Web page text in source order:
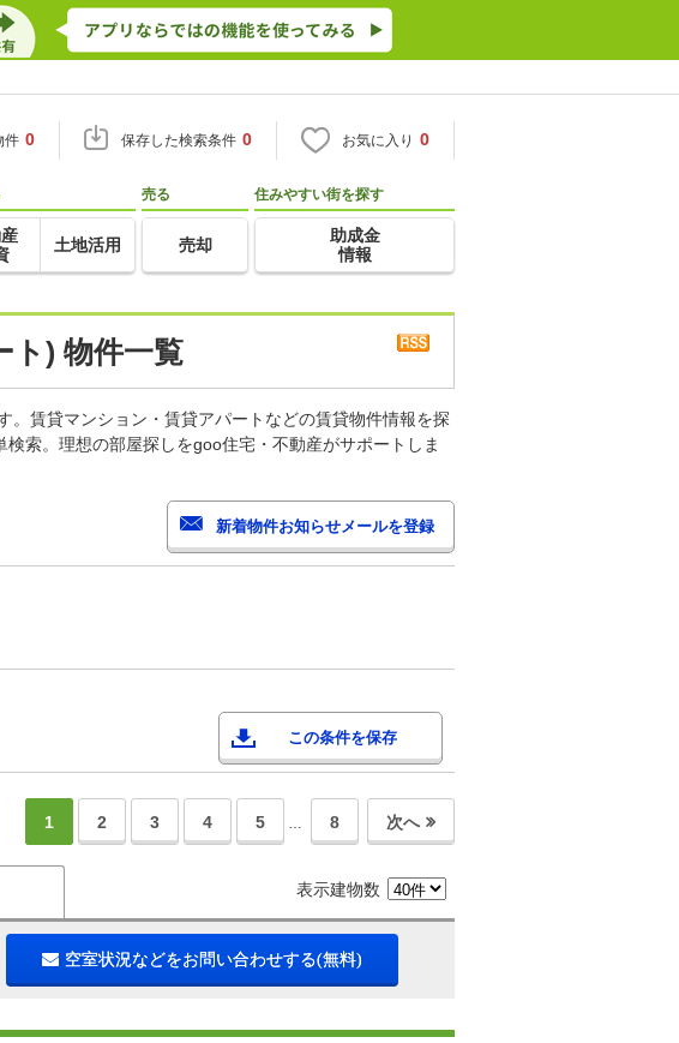
件 0 保存した検索条件 0 お気に入り 0
土地活用
売る
売却
住みやすい街を探す
助成金
情報
ト) 物件一覧
賃貸マンション・賃貸アパートなどの賃貸物件情報を探
索。理想の部屋探しをgoo住宅・不動産がサポートしま
この条件を保存
1 2 3 4 5 … 8 次へ
表示建物数
空室状況などをお問い合わせする(無料)